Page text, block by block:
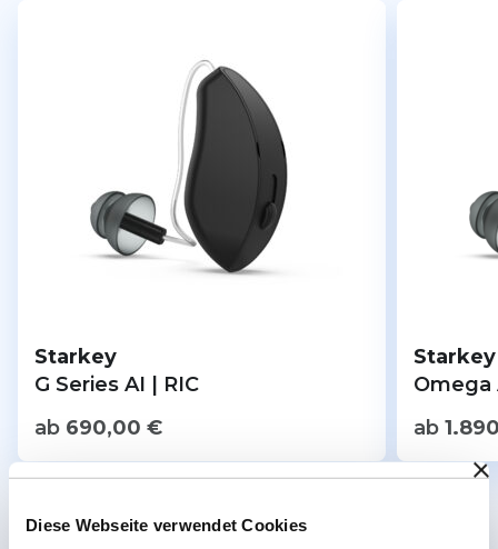
Diese Webseite verwendet Cookies
Starkey
G Series AI | RIC
ab 690,00€
Starkey
Omega
ab